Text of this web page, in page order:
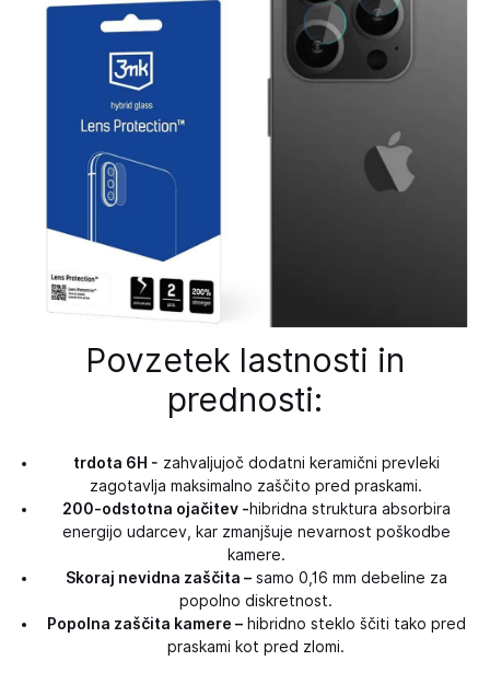
Povzetek lastnosti in
prednosti:
trdota 6H - zahvaljujoč dodatni keramični prevleki
zagotavlja maksimalno zaščito pred praskami.
200-odstotna ojačitev -hibridna struktura absorbira
energijo udarcev, kar zmanjšuje nevarnost poškodbe
kamere.
Skoraj nevidna zaščita –samo 0,16 mm debeline za
popolno diskretnost.
Popolna zaščita kamere –hibridno steklo ščiti tako pred
praskami kot pred zlomi.